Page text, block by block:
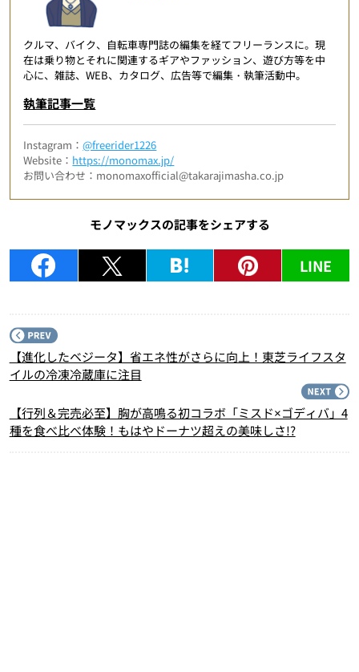
クルマ、バイク、自転車専門誌の編集を経てフリーランスに。現
在は乗り物とそれに関連するギアやファッション、遊び方等を中
心に、雑誌、WEB、カタログ、広告等で編集・執筆活動中。
執筆記事一覧
Instagram：@freerider1226
Website： https://monomax.jp/
お問い合わせ：monomaxofficial@takarajimasha.co.jp
モノマックスの記事をシェアする
LINE
【進化したベジータ】省エネ性がさらに向上！東芝ライフスタ
イルの冷凍冷蔵庫に注目
【行列＆完売必至】胸が高鳴る初コラボ「ミスド×ゴディバ」4
種を食べ比べ体験！もはやドーナツ超えの美味しさ!?